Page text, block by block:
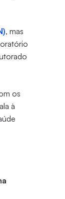
, mas
os
à